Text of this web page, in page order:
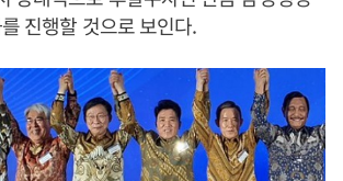
진행할 것으로 보인다.